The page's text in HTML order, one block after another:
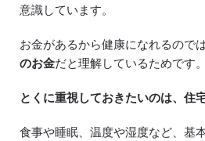
意識しています。
お金があるから健康になれるのでは
のお金だと理解しているためです。
とくに重視しておきたいのは、住
食事や睡眠、温度や湿度など、基